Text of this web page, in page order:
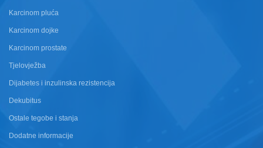
Karcinom pluća
Karcinom dojke
Karcinom prostate
Tjelovježba
Dijabetes i inzulinska rezistencija
Dekubitus
Ostale tegobe i stanja
Dodatne informacije